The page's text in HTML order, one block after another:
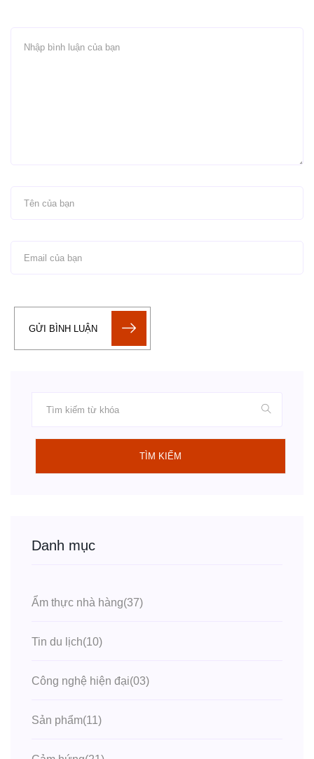
GỬI BÌNH LUẬN
TÌM KIẾM
Danh mục
Ẩm thực nhà hàng(37)
Tin du lịch(10)
Công nghệ hiện đại(03)
Sản phẩm(11)